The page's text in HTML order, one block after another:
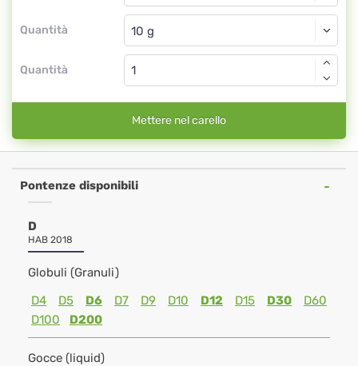
Quantità
Globuli
Quantità
Mettere nel carello
Pontenze disponibili
D
HAB 2018
Globuli (Granuli)
D4
D5 D6 D7 D9 D10 D12 D15 D30
D60
D100
D200
Gocce (liquid)